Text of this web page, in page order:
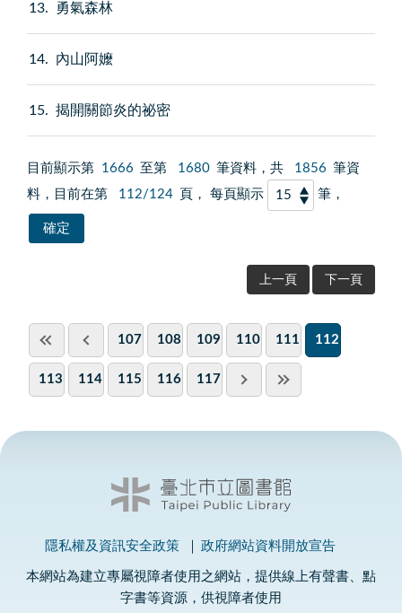
13 勇氣森林
14 內山阿嬤
15 揭開關節炎的祕密
目前顯示第 1666 至第 1680 筆資料，共 1856 筆資
料，目前在第
112/124 頁， 每頁顯示 筆，
上一頁 下一頁
107 108 109 110 111 112
113 114 115 116 117
隱私權及資訊安全政策 政府網站資料開放宣告
本網站為建立專屬視障者使用之網站，提供線上有聲書、點
字書等資源，供視障者使用